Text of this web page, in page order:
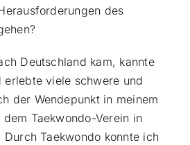
des
Deutschland kam, kannte
erlebte viele schwere und
der Wendepunkt in meinem
Taekwondo-Verein in
Taekwondo konnte ich